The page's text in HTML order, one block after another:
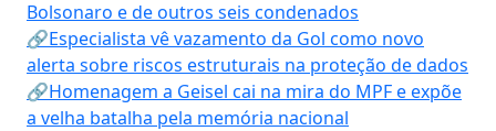
Bolsonaro e de outros seis condenados
🔗Especialista vê vazamento da Gol como novo
alerta sobre riscos estruturais na proteção de dados
🔗Homenagem a Geisel cai na mira do MPF e expõe
a velha batalha pela memória nacional